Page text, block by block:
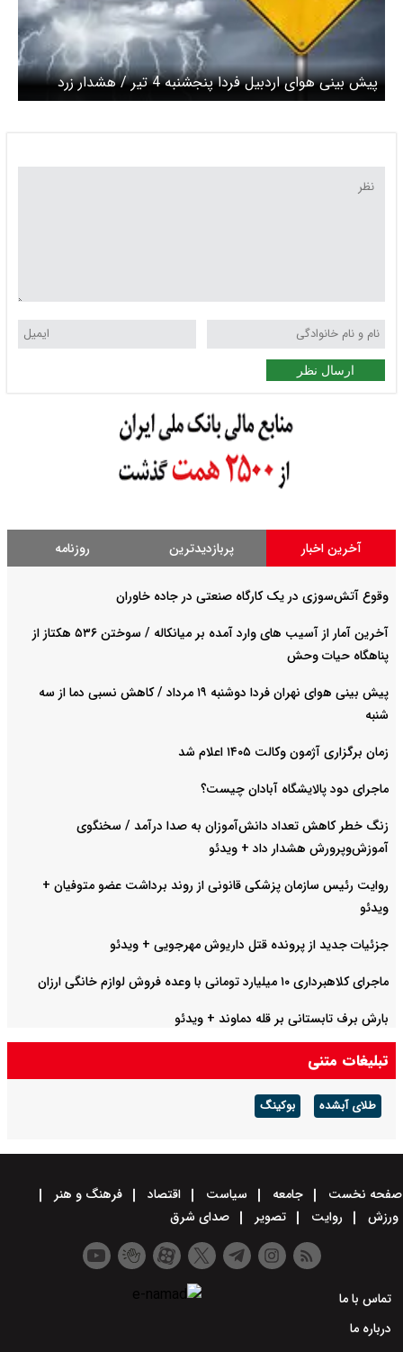
پیش بینی هوای اردبیل فردا پنجشنبه 4 تیر / هشدار زرد
هواشناسی صادر شد
ارسال نظر
آخرین اخبار پربازدیدترین روزنامه
وقوع آتش‌سوزی در یک کارگاه صنعتی در جاده خاوران
آخرین آمار از آسیب های وارد آمده بر میانکاله / سوختن ۵۳۶ هکتاز از
پناهگاه حیات وحش
پیش بینی هوای نهران فردا دوشنبه ۱۹ مرداد / کاهش نسبی دما از سه
شنبه
زمان برگزاری آژمون وکالت ۱۴۰۵ اعلام شد
ماجرای دود پالایشگاه آبادان چیست؟
زنگ خطر کاهش تعداد دانش‌آموزان به صدا درآمد / سخنگوی
آموزش‌وپرورش هشدار داد +‌ ویدئو
روایت رئیس سازمان پزشکی قانونی از روند برداشت عضو متوفیان +
ویدئو
جزئیات جدید از پرونده قتل داریوش مهرجویی + ویدئو
ماجرای کلاهبرداری ۱۰ میلیارد تومانی با وعده فروش لوازم خانگی ارزان
بارش برف تابستانی بر قله دماوند + ویدئو
تبلیغات متنی
طلای آبشده بوکینگ
صفحه نخست جامعه سیاست اقتصاد
فرهنگ و هنر
ورزش
روایت تصویر صدای شرق
تماس با ما
درباره ما